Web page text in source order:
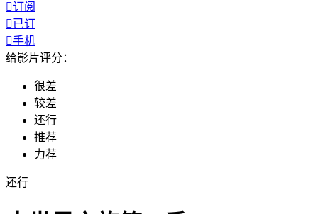
订阅
已订
手机
给影片评分：
很差
较差
还行
推荐
力荐
还行